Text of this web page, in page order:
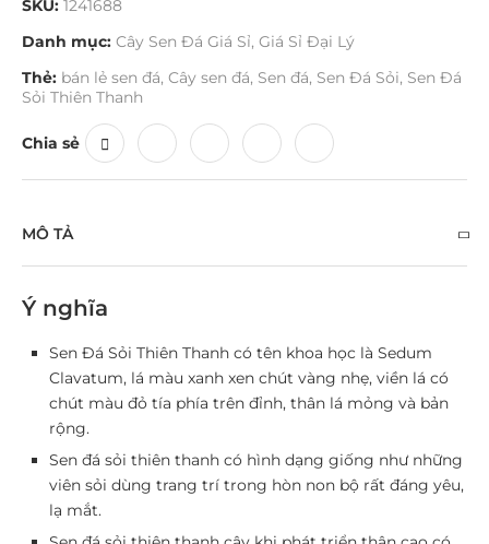
SKU: 1241688
Danh mục: Cây Sen Đá Giá Sỉ, Giá Sỉ Đại Lý
Thẻ: bán lẻ sen đá, Cây sen đá, Sen đá, Sen Đá Sỏi, Sen Đá
Sỏi Thiên Thanh
Chia sẻ
MÔ TẢ
Ý nghĩa
Sen Đá Sỏi Thiên Thanh có tên khoa học là Sedum
Clavatum, lá màu xanh xen chút vàng nhẹ, viền lá có
chút màu đỏ tía phía trên đỉnh, thân lá mỏng và bản
rộng.
Sen đá sỏi thiên thanh có hình dạng giống như những
viên sỏi dùng trang trí trong hòn non bộ rất đáng yêu,
lạ mắt.